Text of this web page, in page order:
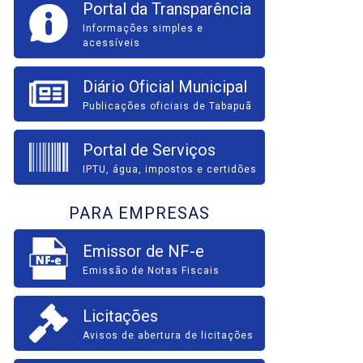
Portal da Transparência
Informações simples e
acessíveis
Diário Oficial Municipal
Publicações oficiais de Tabapuã
Portal de Serviços
IPTU, água, impostos e certidões
PARA EMPRESAS
Emissor de NF-e
Emissão de Notas Fiscais
Licitações
Avisos de abertura de licitações